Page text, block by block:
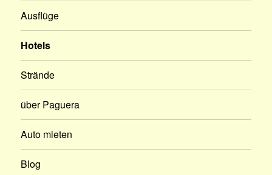
Ausflüge
Hotels
Strände
über Paguera
Auto mieten
Blog